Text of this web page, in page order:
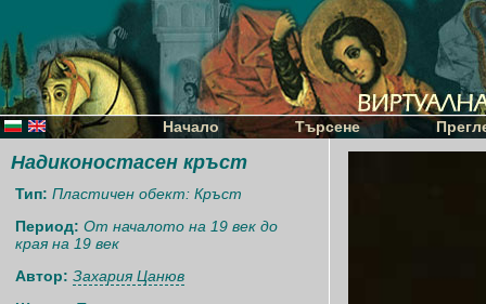
Начало Търсене
Надиконостасен кръст
Тип: Пластичен обект: Кръст
Период: От началото на 19 век до
края на 19 век
Автор: Захария Цанюв